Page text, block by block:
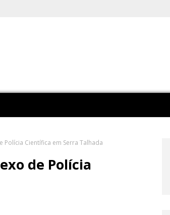
Científica em Serra Talhada
de Polícia